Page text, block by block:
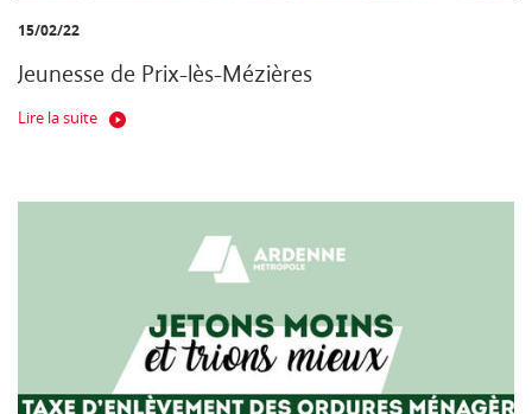
15/02/22
Jeunesse de Prix-lès-Mézières
Lire la suite